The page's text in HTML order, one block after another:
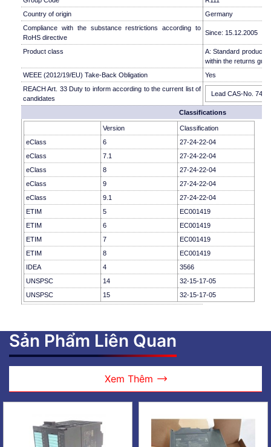
Country of origin
Germany
Compliance with the substance restrictions according to
RoHS directive
Since: 15.12.2005
Product class
A: Standard product
within the returns
WEEE (2012/19/EU) Take-Back Obligation
Yes
REACH Art. 33 Duty to inform according to the current list of
candidates
Lead CAS-No.
Classifications
Version
Classification
eClass
6
27-24-22-04
eClass
7.1
27-24-22-04
eClass
8
27-24-22-04
eClass
9
27-24-22-04
eClass
9.1
27-24-22-04
ETIM
5
EC001419
ETIM
6
EC001419
ETIM
7
EC001419
ETIM
8
EC001419
IDEA
4
3566
UNSPSC
14
32-15-17-05
UNSPSC
15 32-15-17-05
Sản Phẩm Liên Quan
Xem Thêm